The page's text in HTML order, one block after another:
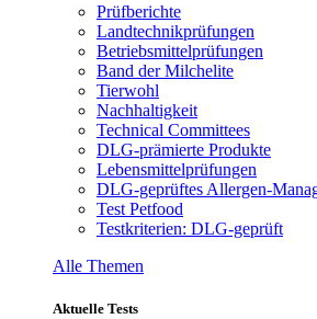
Prüfberichte
Landtechnikprüfungen
Betriebsmittelprüfungen
Band der Milchelite
Tierwohl
Nachhaltigkeit
Technical Committees
DLG-prämierte Produkte
Lebensmittelprüfungen
DLG-geprüftes Allergen-
Test Petfood
Testkriterien: DLG-geprüft
Alle Themen
Aktuelle Tests